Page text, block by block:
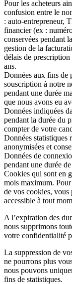
Pour les acheteurs
confusion entre le
: auto-entrepreneur,
financier(ex :
conservées pendant
gestion de la
délais de
ans.
Données aux fins de
souscription à notre
pendant une durée
que nous avons eu
Données indiquées
pendant la durée du
compter de votre
Données statistiques
anonymisées et
Données de
pendant une durée
Cookies qui sont en
mois maximum.
de vos cookies,
accessible à tout
A l’expiration des
nous supprimons
votre confidentialité
La suppression de
ne pourrons plus
nous pouvons
fins de statistiques.